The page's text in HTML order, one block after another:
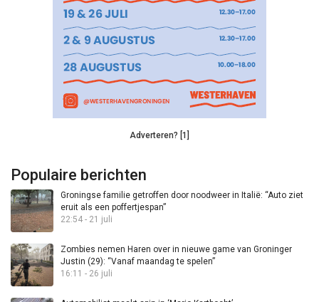
Adverteren? [1]
Populaire berichten
Groningse familie getroffen door noodweer in Italië: “Auto ziet
eruit als een poffertjespan”
22:54 - 21 juli
Zombies nemen Haren over in nieuwe game van Groninger
Justin (29): “Vanaf maandag te spelen”
16:11 - 26 juli